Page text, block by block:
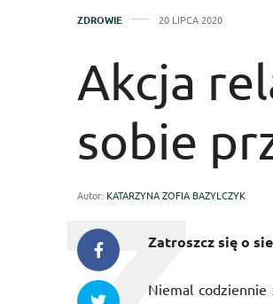
ZDROWIE 20 LIPCA 2020
Akcja
sobie
Autor: KATARZYNA ZOFIA BAZYLCZYK
Zatroszcz się o
Niemal